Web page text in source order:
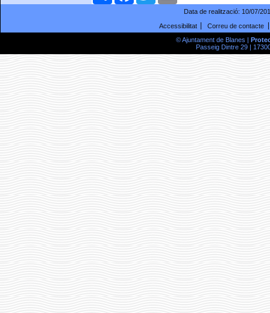
Data de realització: 10/07/
Accessibilitat
Correu de contacte
© Ajuntament de Blanes |
Passeig Dintre 29 |